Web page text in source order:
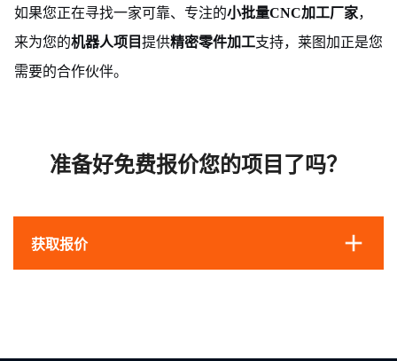
如果您正在寻找一家可靠、专注的小批量CNC加工厂家，
来为您的机器人项目提供精密零件加工支持，莱图加正是您
需要的合作伙伴。
准备好免费报价您的项目了吗？
获取报价